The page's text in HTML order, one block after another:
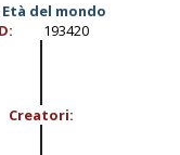
Età del mondo
193420
Creatori: